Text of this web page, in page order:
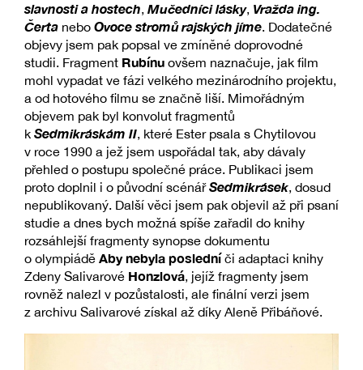
slavnosti a hostech, Mučedníci lásky, Vražda ing.
Čerta nebo Ovoce stromů rajských jíme. Dodatečné
objevy jsem pak popsal ve zmíněné doprovodné
studii. Fragment Rubínu ovšem naznačuje, jak film
mohl vypadat ve fázi velkého mezinárodního projektu,
a od hotového filmu se značně liší. Mimořádným
objevem pak byl konvolut fragmentů
k Sedmikráskám II, které Ester psala s Chytilovou
v roce 1990 a jež jsem uspořádal tak, aby dávaly
přehled o postupu společné práce. Publikaci jsem
proto doplnil i o původní scénářSedmikrásek, dosud
nepublikovaný. Další věci jsem pak objevil až při psaní
studie a dnes bych možná spíše zařadil do knihy
rozsáhlejší fragmenty synopse dokumentu
o olympiádě Aby nebyla posledníči adaptaci knihy
Zdeny Salivarové Honzlová, jejíž fragmenty jsem
rovněž nalezl v pozůstalosti, ale finální verzi jsem
z archivu Salivarové získal až díky Aleně Přibáňové.